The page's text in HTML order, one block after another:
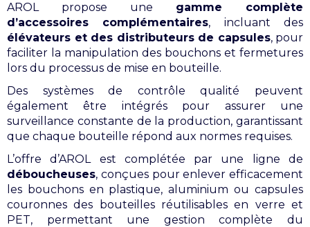
AROL propose une gamme complète
d’accessoires complémentaires, incluant des
élévateurs et des distributeurs de capsules, pour
faciliter la manipulation des bouchons et fermetures
lors du processus de mise en bouteille.
Des systèmes de contrôle qualité peuvent
également être intégrés pour assurer une
surveillance constante de la production, garantissant
que chaque bouteille répond aux normes requises.
L’offre d’AROL est complétée par une ligne de
déboucheuses, conçues pour enlever efficacement
les bouchons en plastique, aluminium ou capsules
couronnes des bouteilles réutilisables en verre et
PET, permettant une gestion complète du